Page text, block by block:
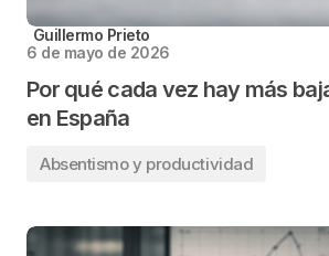
Guillermo Prieto
6 de mayo de 2026
Por qué cada vez hay más
en España
Absentismo y productividad